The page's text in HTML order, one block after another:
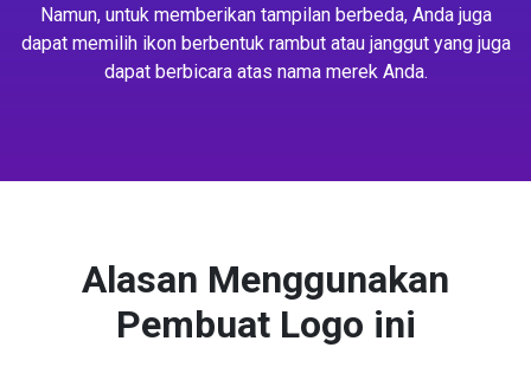
Namun, untuk memberikan tampilan berbeda, Anda juga
dapat memilih ikon berbentuk rambut atau janggut yang juga
dapat berbicara atas nama merek Anda.
Alasan Menggunakan
Pembuat Logo ini